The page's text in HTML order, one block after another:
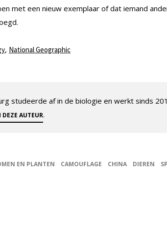
met een nieuw exemplaar of dat iemand
, National Geographic
studeerde af in de biologie en werkt sinds
AUTEUR.
EN PLANTEN CAMOUFLAGE CHINA DIEREN